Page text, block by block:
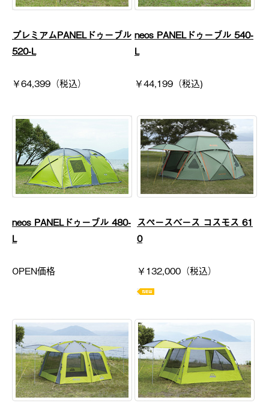
プレミアムPANELドゥーブル
520-L
￥64,399（税込）
neos PANELドゥーブル 540-
L
￥44,199（税込)
neos PANELドゥーブル 480-
L
OPEN価格
スペースベース コスモス 61
0
￥132,000（税込）